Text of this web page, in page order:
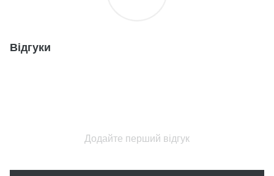
Відгуки
Додайте перший відгук